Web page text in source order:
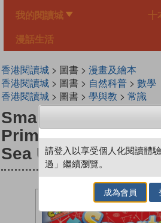
我的閱讀城 十
漫話生活
香港閱讀城> 圖書 > 漫畫及繪本
香港閱讀城> 圖書 > 自然科普> 數學
香港閱讀城> 圖書 > 學與教 > 常識
Smart
Primary-58 Battle
Sea Urchin Monster
請登入以享受個人化閱讀體
過」繼續瀏覽。
成為會員